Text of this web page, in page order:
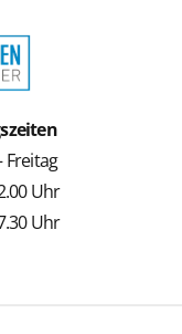
Freitag
Uhr
Uhr